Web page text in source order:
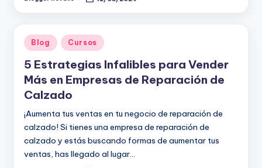
Publicado
en
Blog Cursos
5 Estrategias Infalibles para Vender
Más en Empresas de Reparación de
Calzado
¡Aumenta tus ventas en tu negocio de reparación de
calzado! Si tienes una empresa de reparación de
calzado y estás buscando formas de aumentar tus
ventas, has llegado al lugar…